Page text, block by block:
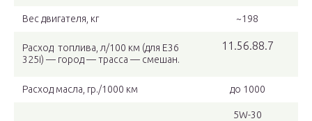
Вес двигателя, кг ~198
Расход топлива, л/100 км (для E36
325i) — город — трасса — смешан.
11.56.88.7
Расход масла, гр./1000 км до 1000
5W-30